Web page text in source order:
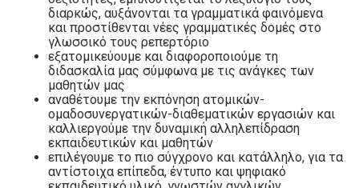
διαρκώς, αυξάνονται τα γραμματικά φαινόμενα
και προστίθενται νέες γραμματικές δομές στο
γλωσσικό τους ρεπερτόριο
εξατομικεύουμε και διαφοροποιούμε τη
διδασκαλία μας σύμφωνα με τις ανάγκες των
μαθητών μας
αναθέτουμε την εκπόνηση ατομικών-
ομαδοσυνεργατικών-διαθεματικών εργασιών και
καλλιεργούμε την δυναμική αλληλεπίδραση
εκπαιδευτικών και μαθητών
επιλέγουμε το πιο σύγχρονο και κατάλληλο, για τα
αντίστοιχα επίπεδα, έντυπο και ψηφιακό